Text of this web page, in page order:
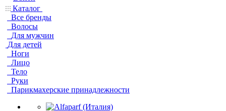
Каталог
Все бренды
Волосы
Для мужчин
Для детей
Ноги
Лицо
Тело
Руки
Парикмахерские принадлежности